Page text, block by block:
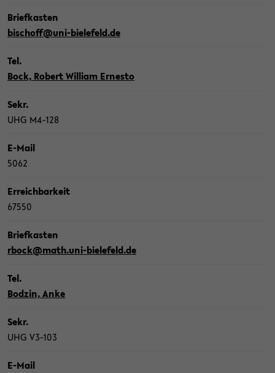
Brief­kas­ten
bi­schoff@uni-​bielefeld.de
Tel.
Bock, Ro­bert Wil­liam Er­nes­to
Sekr.
UHG M4-​128
E-​Mail
5062
Er­reich­bar­keit
67550
Brief­kas­ten
rbock@math.uni-​bielefeld.de
Tel.
Bod­zin, Anke
Sekr.
UHG V3-​103
E-​Mail